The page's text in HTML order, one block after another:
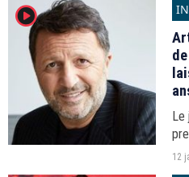
player2
Le
12